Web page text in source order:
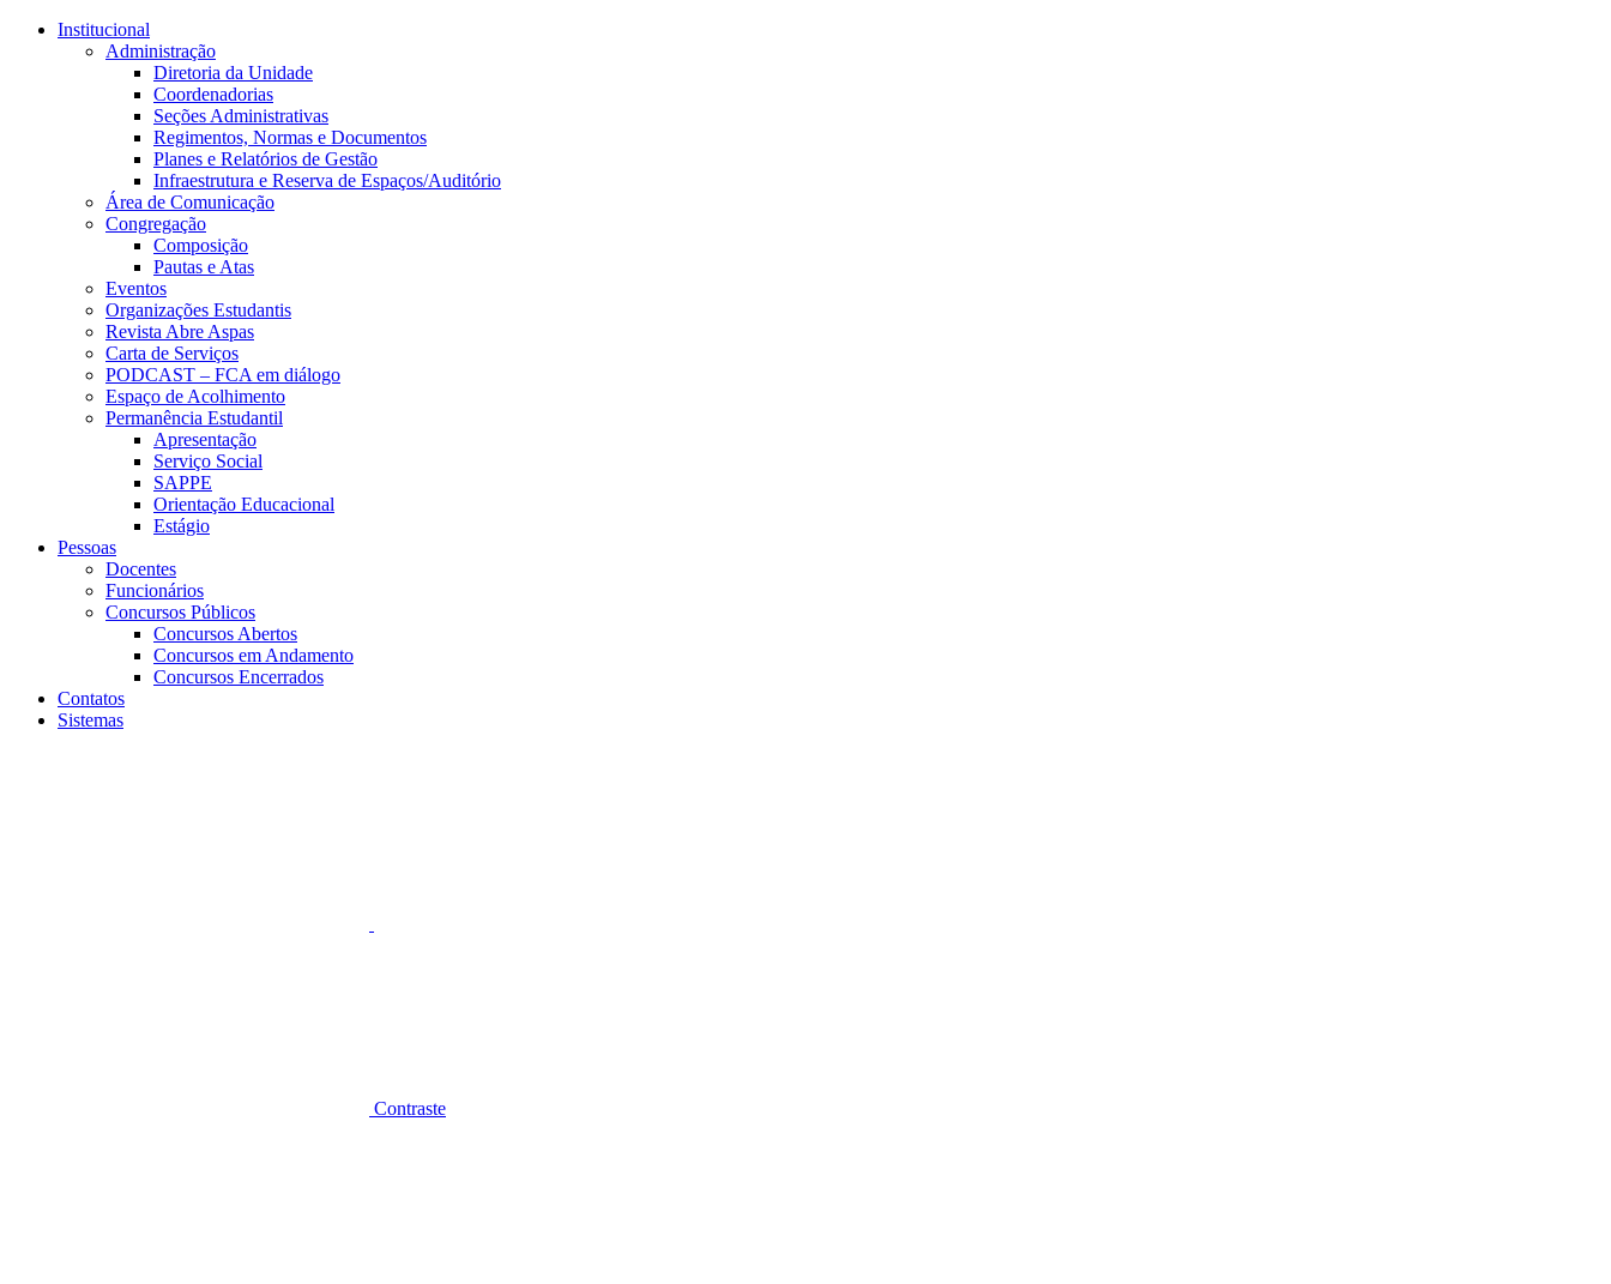
Conteúdo principal
Institucional
Administração
Diretoria da Unidade
Coordenadorias
Seções Administrativas
Regimentos, Normas e Documentos
Planes e Relatórios de Gestão
Infraestrutura e Reserva de Espaços/Auditório
Área de Comunicação
Congregação
Composição
Pautas e Atas
Eventos
Organizações Estudantis
Revista Abre Aspas
Carta de Serviços
PODCAST – FCA em diálogo
Espaço de Acolhimento
Permanência Estudantil
Apresentação
Serviço Social
SAPPE
Orientação Educacional
Estágio
Pessoas
Docentes
Funcionários
Concursos Públicos
Concursos Abertos
Concursos em Andamento
Concursos Encerrados
Contatos
Sistemas
Contraste